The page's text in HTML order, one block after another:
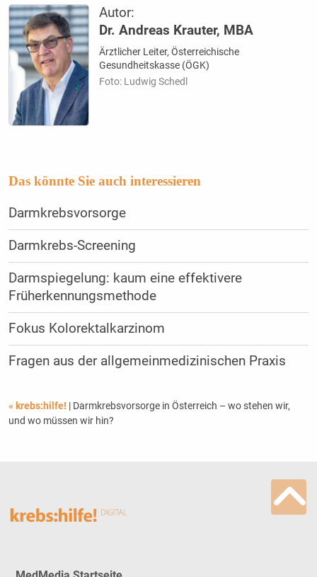
Autor:
Dr. Andreas Krauter, MBA
Ärztlicher Leiter, Österreichische
Gesundheitskasse (ÖGK)
Foto: Ludwig Schedl
Das könnte Sie auch interessieren
Darmkrebsvorsorge
Darmkrebs-Screening
Darmspiegelung: kaum eine effektivere
Früherkennungsmethode
Fokus Kolorektalkarzinom
Fragen aus der allgemeinmedizinischen Praxis
« krebs:hilfe! | Darmkrebsvorsorge in Österreich – wo stehen wir,
und wo müssen wir hin?